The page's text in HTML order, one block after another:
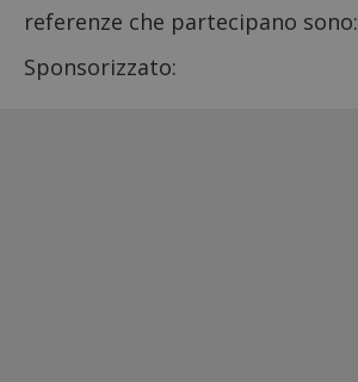
referenze che partecipano sono:
Sponsorizzato: